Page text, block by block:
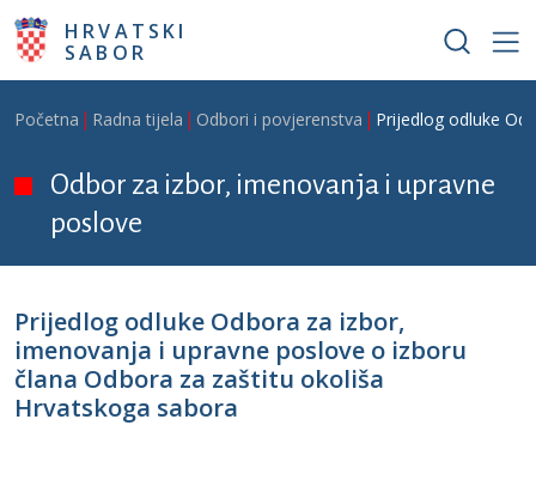
Skoči na glavni sadržaj
HRVATSKI
SABOR
Breadcrumb
Početna Radna tijela Odbori i povjerenstva Prijedlog odluke
Odbor za izbor, imenovanja i upravne
poslove
Prijedlog odluke Odbora za izbor,
imenovanja i upravne poslove o izboru
člana Odbora za zaštitu okoliša
Hrvatskoga sabora